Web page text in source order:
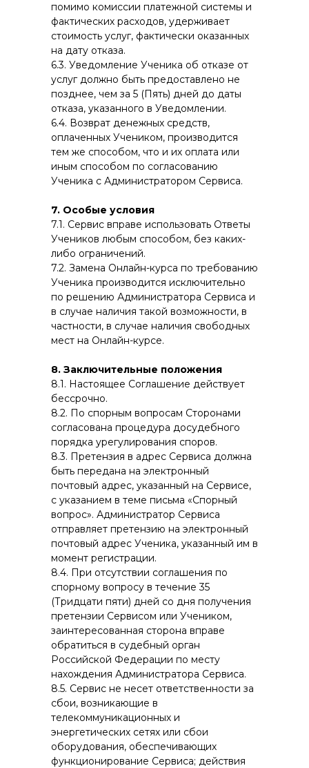
помимо комиссии платежной системы и
фактических расходов, удерживает
стоимость услуг, фактически оказанных
на дату отказа.
6.3. Уведомление Ученика об отказе от
услуг должно быть предоставлено не
позднее, чем за 5 (Пять) дней до даты
отказа, указанного в Уведомлении.
6.4. Возврат денежных средств,
оплаченных Учеником, производится
тем же способом, что и их оплата или
иным способом по согласованию
Ученика с Администратором Сервиса.
7. Особые условия
7.1. Сервис вправе использовать Ответы
Учеников любым способом, без каких-
либо ограничений.
7.2. Замена Онлайн-курса по требованию
Ученика производится исключительно
по решению Администратора Сервиса и
в случае наличия такой возможности, в
частности, в случае наличия свободных
мест на Онлайн-курсе.
8. Заключительные положения
8.1. Настоящее Соглашение действует
бессрочно.
8.2. По спорным вопросам Сторонами
согласована процедура досудебного
порядка урегулирования споров.
8.3. Претензия в адрес Сервиса должна
быть передана на электронный
почтовый адрес, указанный на Сервисе,
с указанием в теме письма «Спорный
вопрос». Администратор Сервиса
отправляет претензию на электронный
почтовый адрес Ученика, указанный им в
момент регистрации.
8.4. При отсутствии соглашения по
спорному вопросу в течение 35
(Тридцати пяти) дней со дня получения
претензии Сервисом или Учеником,
заинтересованная сторона вправе
обратиться в судебный орган
Российской Федерации по месту
нахождения Администратора Сервиса.
8.5. Сервис не несет ответственности за
сбои, возникающие в
телекоммуникационных и
энергетических сетях или сбои
оборудования, обеспечивающих
функционирование Сервиса; действия